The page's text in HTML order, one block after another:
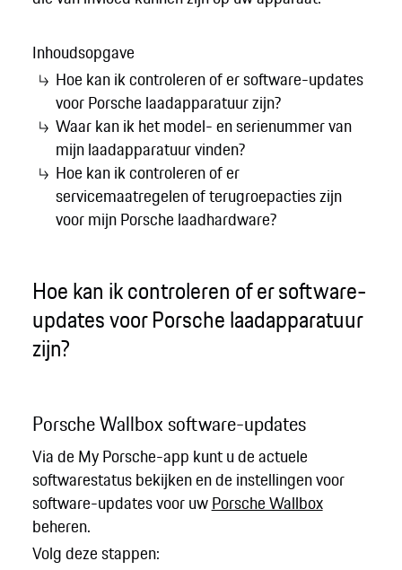
Inhoudsopgave
Hoe kan ik controleren of er software-updates
voor Porsche laadapparatuur zijn?
Waar kan ik het model- en serienummer van
mijn laadapparatuur vinden?
Hoe kan ik controleren of er
servicemaatregelen of terugroepacties zijn
voor mijn Porsche laadhardware?
Hoe kan ik controleren of er software-
updates voor Porsche laadapparatuur
zijn?
Porsche Wallbox software-updates
Via de My Porsche-app kunt u de actuele
softwarestatus bekijken en de instellingen voor
software-updates voor uwPorsche Wallbox
beheren.
Volg deze stappen: